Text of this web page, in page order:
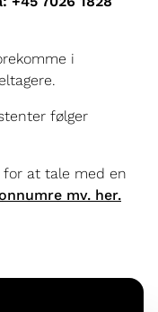
i
følger
for at tale med en
mv. her.